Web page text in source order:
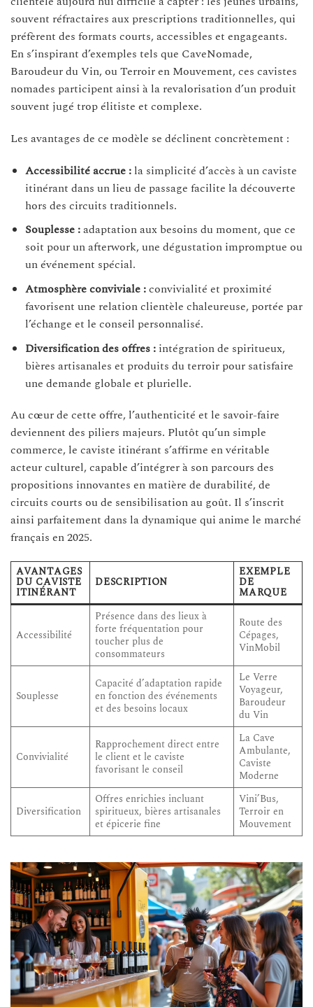
souvent réfractaires aux prescriptions traditionnelles, qui
préfèrent des formats courts, accessibles et engageants.
En s’inspirant d’exemples tels que CaveNomade,
Baroudeur du Vin, ou Terroir en Mouvement, ces cavistes
nomades participent ainsi à la revalorisation d’un produit
souvent jugé trop élitiste et complexe.
Les avantages de ce modèle se déclinent concrètement :
Accessibilité accrue :la simplicité d’accès à un caviste
itinérant dans un lieu de passage facilite la découverte
hors des circuits traditionnels.
Souplesse :adaptation aux besoins du moment, que ce
soit pour un afterwork, une dégustation impromptue ou
un événement spécial.
Atmosphère conviviale :convivialité et proximité
favorisent une relation clientèle chaleureuse, portée par
l’échange et le conseil personnalisé.
Diversification des offres :intégration de spiritueux,
bières artisanales et produits du terroir pour satisfaire
une demande globale et plurielle.
Au cœur de cette offre, l’authenticité et le savoir-faire
deviennent des piliers majeurs. Plutôt qu’un simple
commerce, le caviste itinérant s’affirme en véritable
acteur culturel, capable d’intégrer à son parcours des
propositions innovantes en matière de durabilité, de
circuits courts ou de sensibilisation au goût. Il s’inscrit
ainsi parfaitement dans la dynamique qui anime le marché
français en 2025.
AVANTAGES
DU CAVISTE
ITINÉRANT
DESCRIPTION
EXEMPLE
DE
MARQUE
Accessibilité
Présence dans des lieux à
forte fréquentation pour
toucher plus de
consommateurs
Route des
Cépages,
VinMobil
Souplesse
Capacité d’adaptation rapide
en fonction des événements
et des besoins locaux
Le Verre
Voyageur,
Baroudeur
du Vin
Convivialité
Rapprochement direct entre
le client et le caviste
favorisant le conseil
La Cave
Ambulante,
Caviste
Moderne
Diversification
Offres enrichies incluant
spiritueux, bières artisanales
et épicerie fine
Vini’Bus,
Terroir en
Mouvement